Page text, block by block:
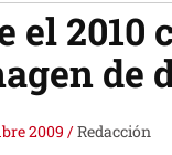
el 2010
de
2009 /Redacción